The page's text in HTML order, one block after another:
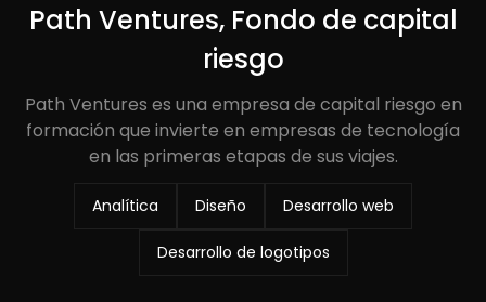
Path Ventures, Fondo de capital
riesgo
Path Ventures es una empresa de capital riesgo en
formación que invierte en empresas de tecnología
en las primeras etapas de sus viajes.
Analítica Diseño Desarrollo web
Desarrollo de logotipos